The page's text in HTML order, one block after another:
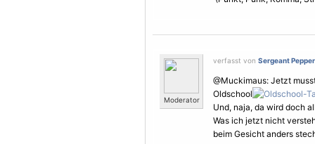
Moderator
verfasst von Sergeant Pepper
@Muckimaus: Jetzt
Oldschool
Und, naja, da wird doch
Was ich jetzt nicht
beim Gesicht anders